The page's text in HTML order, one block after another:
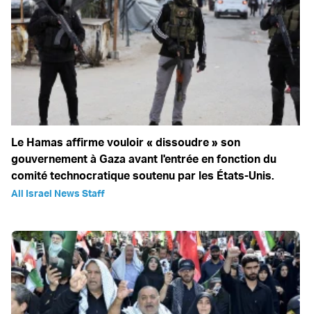
Le Hamas affirme vouloir « dissoudre » son
gouvernement à Gaza avant l'entrée en fonction du
comité technocratique soutenu par les États-Unis.
All Israel News Staff